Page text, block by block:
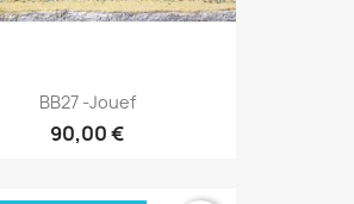
BB27 -Jouef
90,00 €